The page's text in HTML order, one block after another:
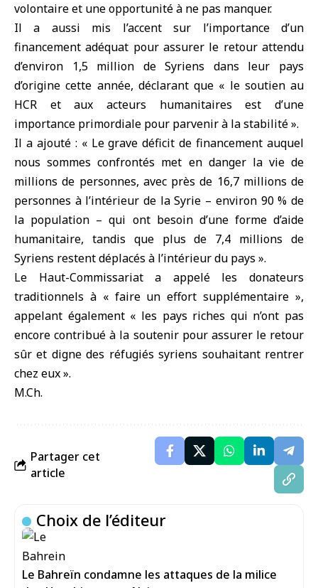
volontaire et une opportunité à ne pas manquer.
Il a aussi mis l’accent sur l’importance d’un
financement adéquat pour assurer le retour attendu
d’environ 1,5 million de Syriens dans leur pays
d’origine cette année, déclarant que « le soutien au
HCR et aux acteurs humanitaires est d’une
importance primordiale pour parvenir à la stabilité ».
Il a ajouté : « Le grave déficit de financement auquel
nous sommes confrontés met en danger la vie de
millions de personnes, avec près de 16,7 millions de
personnes à l’intérieur de la Syrie – environ 90 % de
la population – qui ont besoin d’une forme d’aide
humanitaire, tandis que plus de 7,4 millions de
Syriens restent déplacés à l’intérieur du pays ».
Le Haut-Commissariat a appelé les donateurs
traditionnels à « faire un effort supplémentaire »,
appelant également « les pays riches qui n’ont pas
encore contribué à la soutenir pour assurer le retour
sûr et digne des réfugiés syriens souhaitant rentrer
chez eux ».
M.Ch.
Partager cet
article
Choix de l’éditeur
Le Bahreïn condamne les attaques de la milice